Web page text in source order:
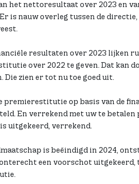
het nettoresultaat over 2023 en
is nauw overleg tussen de
resultaten over 2023 lijken
over 2022 te geven. Dat kan
Die zien er tot nu toe goed uit.
premierestitutie op basis van de
En verrekend met uw te
uitgekeerd, verrekend.
is beëindigd in 2024,
een voorschot